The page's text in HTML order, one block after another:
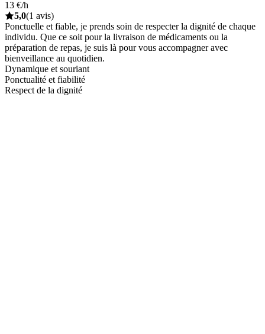
13 €/h
5,0(1 avis)
Ponctuelle et fiable, je prends soin de respecter la dignité de chaque
individu. Que ce soit pour la livraison de médicaments ou la
préparation de repas, je suis là pour vous accompagner avec
bienveillance au quotidien.
Dynamique et souriant
Ponctualité et fiabilité
Respect de la dignité